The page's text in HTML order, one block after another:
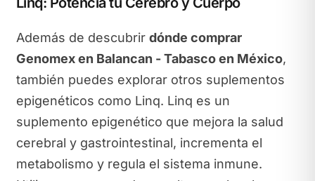
Además de descubrir dónde comprar
Genomex en Balancan - Tabasco en México,
también puedes explorar otros suplementos
epigenéticos como Linq. Linq es un
suplemento epigenético que mejora la salud
cerebral y gastrointestinal, incrementa el
metabolismo y regula el sistema inmune.